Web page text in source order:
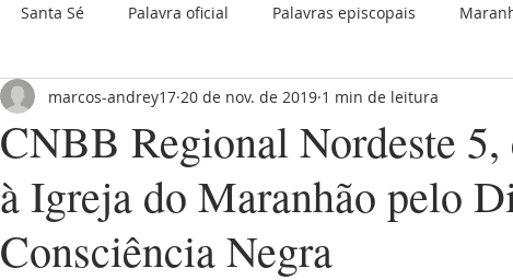
Santa Sé Palavra oficial Palavras episcopais
Igreja no Mundo Liturgia Pascom Maranhão
CNBB Regional Nordeste 5,
à Igreja do Maranhão pelo
Consciência Negra
marcos-andrey17 20 de nov. de 2019 1 min de leitura